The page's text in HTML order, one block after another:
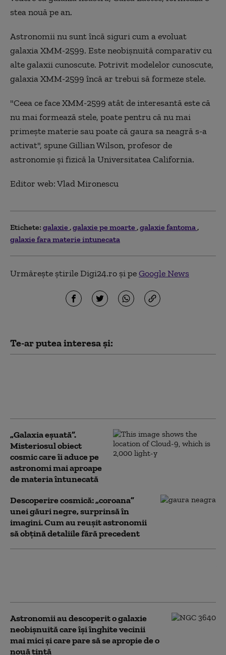
stea nouă pe an.
Astronomii nu sunt încă siguri cum a evoluat
galaxia XMM-2599. Este neobișnuită comparativ cu
alte galaxii cunoscute. Potrivit modelelor cunoscute,
galaxia XMM-2599 încă ar trebui să formeze stele.
"Ceea ce face XMM-2599 atât de interesantă este că
nu mai formează stele, poate pentru că nu mai
primește materie sau poate că gaura sa neagră s-a
activat", spune Gillian Wilson, profesor de
astronomie și fizică la Universitatea California.
Editor web: Vlad Mironescu
Etichete: galaxie galaxie pe moarte galaxie fantoma
galaxie fara materie intunecata
Urmărește știrile Digi24.ro și peGoogle News
Te-ar putea interesa și:
„Galaxia eșuată”.
Misteriosul obiect
cosmic care îi aduce pe
astronomi mai aproape
de materia întunecată
Descoperire cosmică: „coroana”
unei găuri negre, surprinsă în
imagini. Cum au reușit astronomii
să obțină detaliile fără precedent
Astronomii au descoperit o galaxie
neobișnuită care își înghite vecinii
mai mici și care pare să se apropie de o
nouă țintă